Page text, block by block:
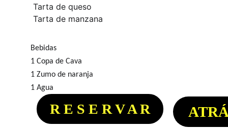
Tarta de queso
Tarta de manzana
Bebidas
1 Copa de Cava
1 Zumo de naranja
1 Agua
R E S E R V A R